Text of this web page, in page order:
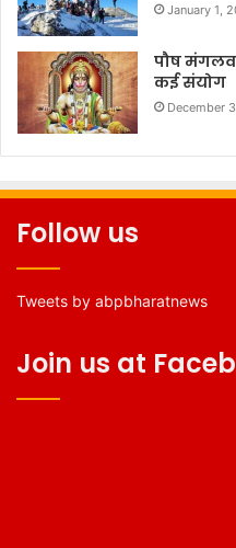
January 1,
पौष
कई संयोग
December
Follow us
Tweets by abpbharatnews
Join us at